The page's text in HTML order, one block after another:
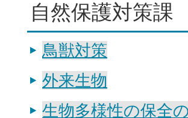
自然保護対策課
鳥獣対策
外来生物
生物多様性の保全